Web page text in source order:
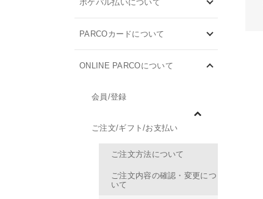
ポケパル払いについて
PARCOカードについて
ONLINE PARCOについて
会員/登録
ご注文/ギフト/お支払い
ご注文方法について
ご注文内容の確認・変更につ
いて